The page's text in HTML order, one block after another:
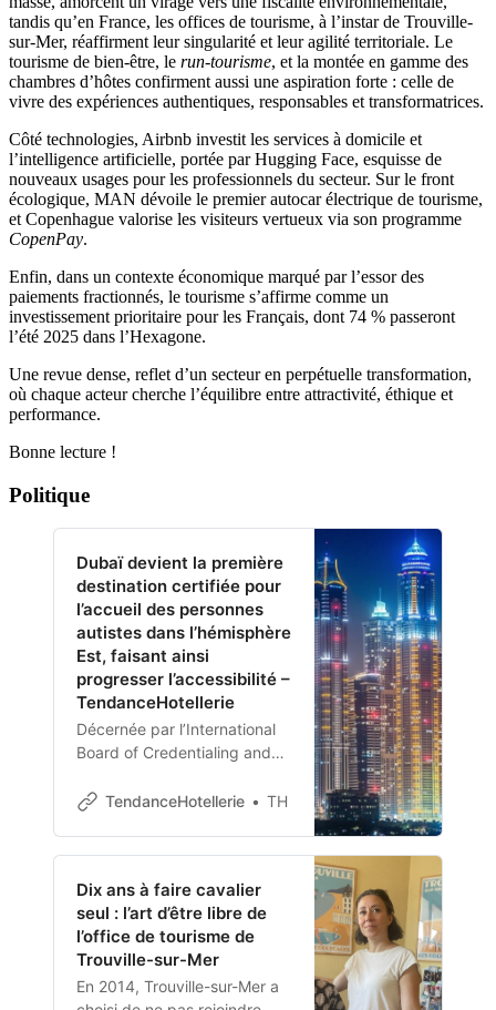
tandis qu’en France, les offices de tourisme, à l’instar de Trouville-
sur-Mer, réaffirment leur singularité et leur agilité territoriale. Le
tourisme de bien-être, le run-tourisme, et la montée en gamme des
chambres d’hôtes confirment aussi une aspiration forte : celle de
vivre des expériences authentiques, responsables et transformatrices.
Côté technologies, Airbnb investit les services à domicile et
l’intelligence artificielle, portée par Hugging Face, esquisse de
nouveaux usages pour les professionnels du secteur. Sur le front
écologique, MAN dévoile le premier autocar électrique de tourisme,
et Copenhague valorise les visiteurs vertueux via son programme
CopenPay.
Enfin, dans un contexte économique marqué par l’essor des
paiements fractionnés, le tourisme s’affirme comme un
investissement prioritaire pour les Français, dont 74 % passeront
l’été 2025 dans l’Hexagone.
Une revue dense, reflet d’un secteur en perpétuelle transformation,
où chaque acteur cherche l’équilibre entre attractivité, éthique et
performance.
Bonne lecture !
Politique
Dubaï devient la première
destination certifiée pour
l’accueil des personnes
autistes dans l’hémisphère
Est, faisant ainsi
progresser l’accessibilité –
TendanceHotellerie
Décernée par l’International
Board of Credentialing and
Standards (IBCCES), la
l’Économie et du…
TendanceHotellerie TH
Dix ans à faire cavalier
seul : l’art d’être libre de
l’office de tourisme de
Trouville-sur-Mer
En 2014, Trouville-sur-Mer a